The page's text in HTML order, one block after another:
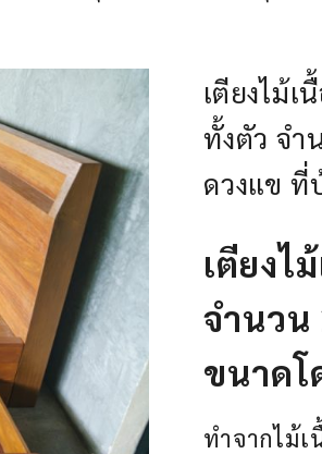
เตียงไม้
ทั้งตัว จ
ดวงแข
เตียงไ
จำนวน
ขนาดโ
ทำจากไม้